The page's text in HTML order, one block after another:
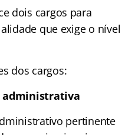
dois cargos para
que exige o nível
dos cargos:
administrativa
pertinente